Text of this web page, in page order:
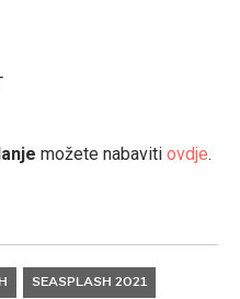
možete nabaviti ovdje.
SEASPLASH 2021